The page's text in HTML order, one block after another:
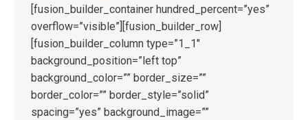
[fusion_builder_container hundred_percent=”yes”
overflow=”visible”][fusion_builder_row]
[fusion_builder_column type=”1_1″
background_position=”left top”
background_color=”” border_size=””
border_color=”” border_style=”solid”
spacing=”yes” background_image=””